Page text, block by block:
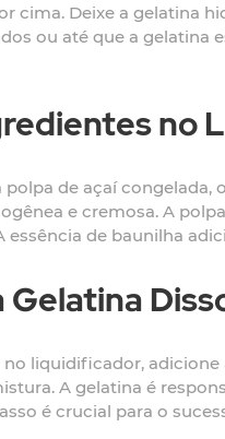
cima. Deixe a gelatina
ou até que a gelatina
no
de açaí congelada,
e cremosa. A
essência de baunilha
liquidificador,
A gelatina é
é crucial para o